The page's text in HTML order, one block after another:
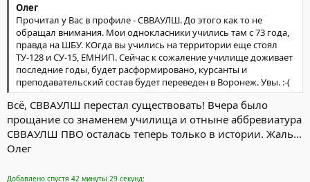
Олег
Прочитал у Вас в профиле - СВВАУЛШ. До этого как то не
обращал внимания. Мои однокласники учились там с 73 года,
правда на ШБУ. КОгда вы учились на территории еще стоял
ТУ-128 и СУ-15, ЕМНИП. Сейчас к сожаление училище доживает
последние годы, будет расформировано, курсанты и
преподавательский состав будет переведен в Воронеж. Увы. :-(
Всё, СВВАУЛШ перестал существовать! Вчера было
прощание со знаменем училища и отныне аббревиатура
СВВАУЛШ ПВО осталась теперь только в истории. Жаль...
Олег
Добавлено спустя 42 минуты 29 секунд: